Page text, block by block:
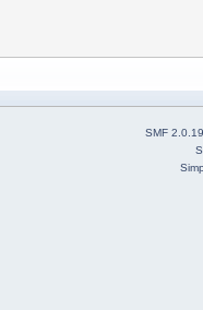
SMF 2.0.19